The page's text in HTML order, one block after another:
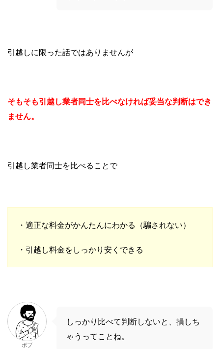
引越しに限った話ではありませんが
そもそも引越し業者同士を比べなければ妥当な判断はでき
ません。
引越し業者同士を比べることで
・適正な料金がかんたんにわかる（騙されない）
・引越し料金をしっかり安くできる
ボブ
しっかり比べて判断しないと、損しち
ゃうってことね。